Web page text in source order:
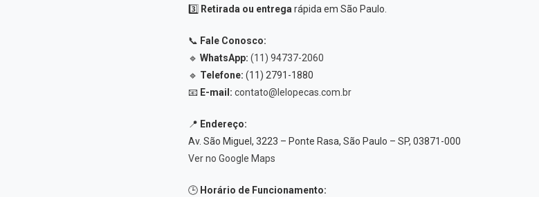
3️⃣ Retirada ou entregarápida em São Paulo.
📞 Fale Conosco:
🔹 WhatsApp: (11) 94737-2060
🔹 Telefone: (11) 2791-1880
📧 E-mail: contato@lelopecas.com.br
📍 Endereço:
Av. São Miguel, 3223 – Ponte Rasa, São Paulo – SP, 03871-000
Ver no Google Maps
🕒 Horário de Funcionamento: